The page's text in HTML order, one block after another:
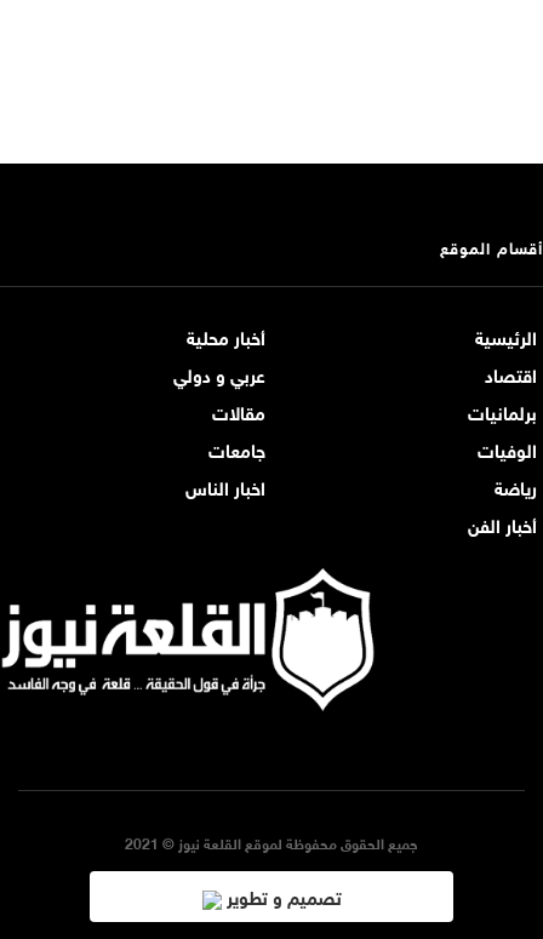
أقسام الموقع
الرئيسية
أخبار محلية
اقتصاد
عربي و دولي
برلمانيات
مقالات
الوفيات
جامعات
رياضة
اخبار الناس
أخبار الفن
جميع الحقوق محفوظة لموقع القلعة نيوز © 2021
تصميم و تطوير